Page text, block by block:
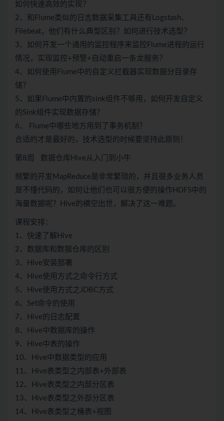
如何快速高效的实现？
2、和Flume类似的日志数据采集工具还有Logstash、
Filebeat，他们有什么典型区别？如何进行技术选型？
3、如何开发一个通用的监控程序来监控Flume进程的运行
情况，实现监控+预警+自动重启一条龙服务？
4、如何使用Flume中的自定义拦截器实现数据分目录存
储？
5、如果Flume中内置的sink组件不够用，如何开发自定义
的Sink组件实现数据存储？
6、 Flume中哪些地方用到了事务机制？
合适的才是最好的，技术选型的时候要坚持此原则！
第8周 数据仓库Hive从入门到小牛
频繁的开发MapReduce是非常繁琐的，并且很多业务人员
是不懂代码的，如何让他们也可以很方便的操作HDFS中的
海量数据呢？Hive的横空出世，解决了这一难题。
课程安排：
1、快速了解Hive
2、数据库和数据仓库的区别
3、Hive安装部署
4、Hive使用方式之命令行方式
5、Hive使用方式之JDBC方式
6、Set命令的使用
7、Hive的日志配置
8、Hive中数据库的操作
9、Hive中表的操作
10、Hive中数据类型的应用
11、Hive表类型之内部表+外部表
12、Hive表类型之内部分区表
13、Hive表类型之外部分区表
14、Hive表类型之桶表+视图